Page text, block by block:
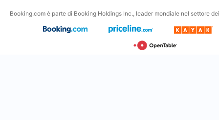
Booking.com è parte di Booking Holdings Inc., leader mondiale nel settore